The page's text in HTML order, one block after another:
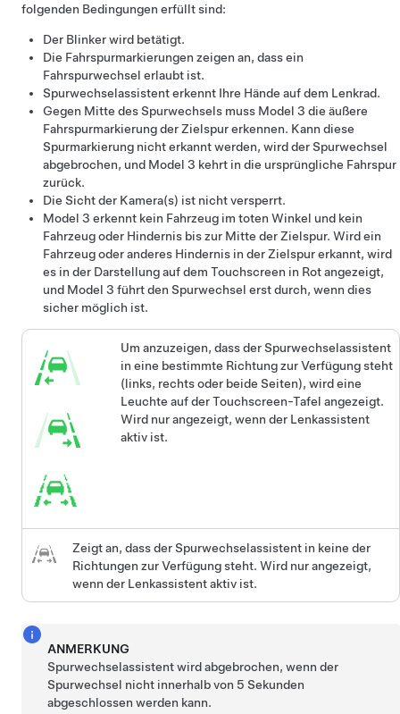
folgenden Bedingungen erfüllt sind:
Der Blinker wird betätigt.
Die Fahrspurmarkierungen zeigen an, dass ein
Fahrspurwechsel erlaubt ist.
Spurwechselassistenterkennt Ihre Hände auf dem Lenkrad.
Gegen Mitte des Spurwechsels muss Model 3 die äußere
Fahrspurmarkierung der Zielspur erkennen. Kann diese
Spurmarkierung nicht erkannt werden, wird der Spurwechsel
abgebrochen, und Model 3 kehrt in die ursprüngliche Fahrspur
zurück.
Die Sicht der Kamera(s) ist nicht versperrt.
Model 3 erkennt kein Fahrzeug im toten Winkel und kein
Fahrzeug oder Hindernis bis zur Mitte der Zielspur. Wird ein
Fahrzeug oder anderes Hindernis in der Zielspur erkannt, wird
es in der Darstellung auf dem Touchscreen in Rot angezeigt,
und Model 3 führt den Spurwechsel erst durch, wenn dies
sicher möglich ist.
Um anzuzeigen, dass derSpurwechselassistent
in eine bestimmte Richtung zur Verfügung steht
(links, rechts oder beide Seiten), wird eine
Leuchte auf derTouchscreen-Tafel angezeigt.
Wird nur angezeigt, wenn der Lenkassistent
aktiv ist.
Zeigt an, dass derSpurwechselassistentin keine der
Richtungen zur Verfügung steht. Wird nur angezeigt,
wenn der Lenkassistentaktiv ist.
ANMERKUNG
Spurwechselassistentwird abgebrochen, wenn der
Spurwechsel nicht innerhalb von 5 Sekunden
abgeschlossen werden kann.